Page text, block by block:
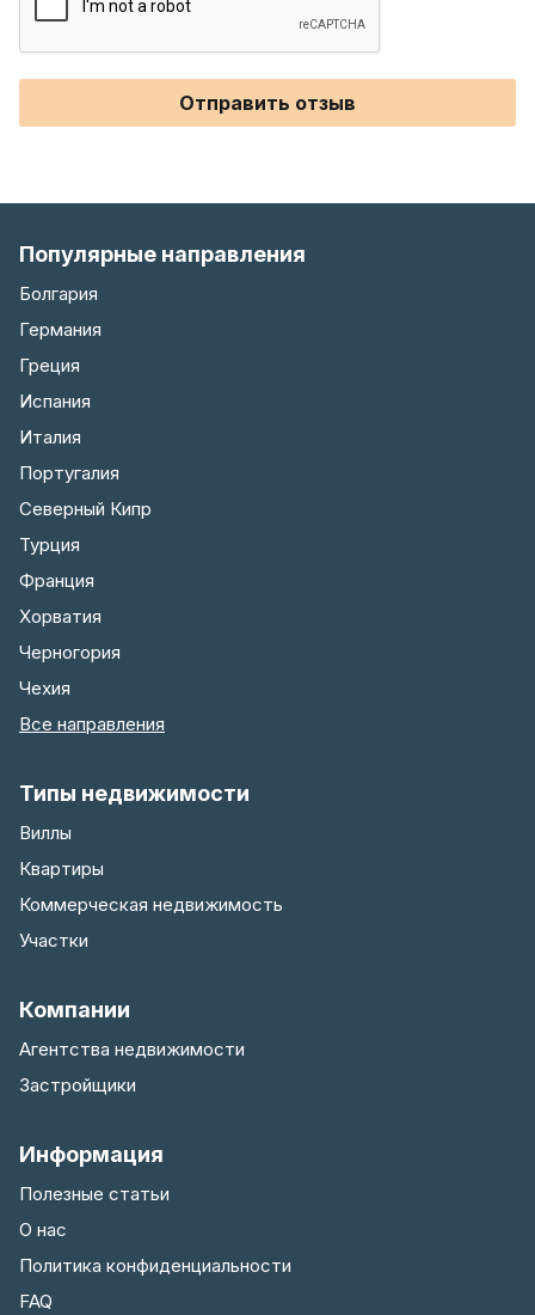
Отправить отзыв
Популярные направления
Болгария
Германия
Греция
Испания
Италия
Португалия
Северный Кипр
Турция
Франция
Хорватия
Черногория
Чехия
Все направления
Типы недвижимости
Виллы
Квартиры
Коммерческая недвижимость
Участки
Компании
Агентства недвижимости
Застройщики
Информация
Полезные статьи
О нас
Политика конфиденциальности
FAQ